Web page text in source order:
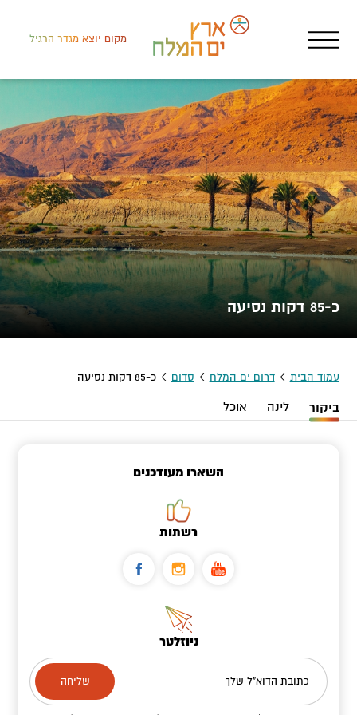
מקום יוצא מגדר הרגיל
כ-85 דקות נסיעה
עמוד הבית דרום ים המלח סדום כ-85 דקות נסיעה
ביקור לינה אוכל
השארו מעודכנים
רשתות
ניוזלטר
כתובת הדוא"ל שלך
לב